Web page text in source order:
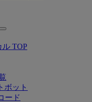
Open
ル TOP
ボット
ード